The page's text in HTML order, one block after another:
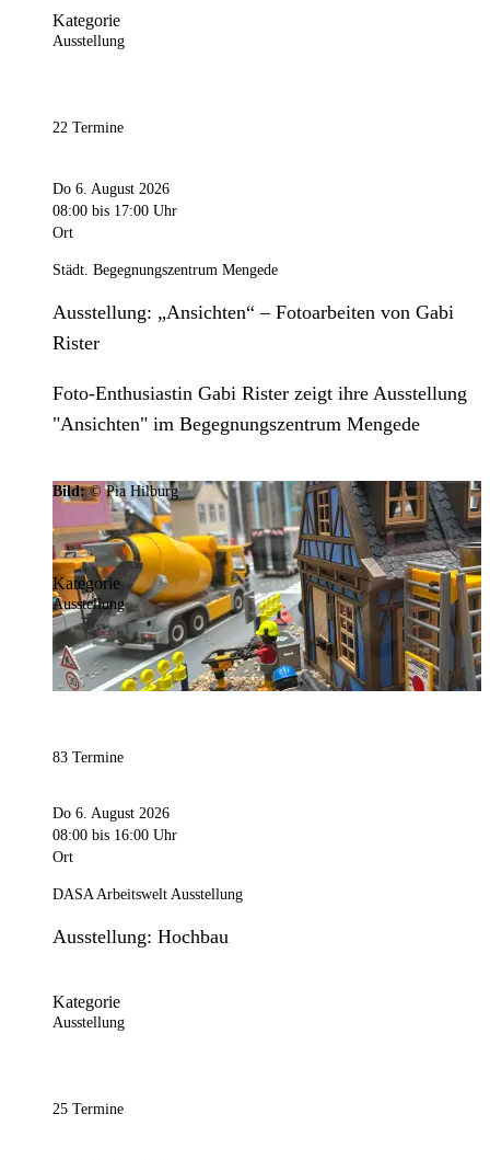
Kategorie
Ausstellung
22 Termine
Do 6. August 2026
08:00 bis 17:00 Uhr
Ort
Städt. Begegnungszentrum Mengede
Ausstellung: „Ansichten“ – Fotoarbeiten von Gabi
Rister
Foto-Enthusiastin Gabi Rister zeigt ihre Ausstellung
"Ansichten" im Begegnungszentrum Mengede
Bild:© Pia Hilburg
Kategorie
Ausstellung
83 Termine
Do 6. August 2026
08:00 bis 16:00 Uhr
Ort
DASA Arbeitswelt Ausstellung
Ausstellung: Hochbau
Kategorie
Ausstellung
25 Termine